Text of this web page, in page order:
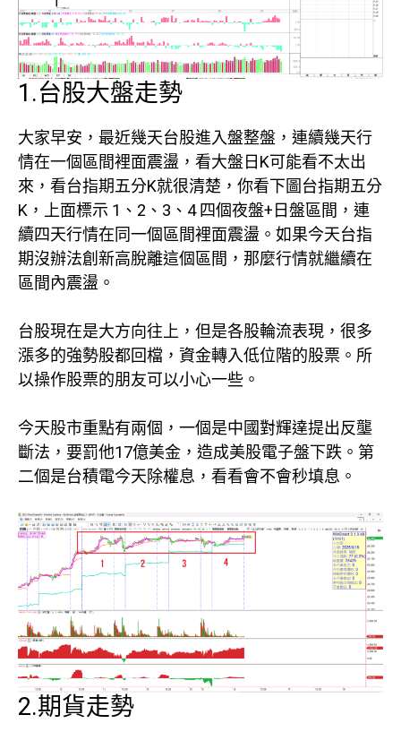
1.台股大盤走勢
大家早安，最近幾天台股進入盤整盤，連續幾天行
情在一個區間裡面震盪，看大盤日K可能看不太出
來，看台指期五分K就很清楚，你看下圖台指期五分
K，上面標示 1、2、3、4 四個夜盤+日盤區間，連
續四天行情在同一個區間裡面震盪。如果今天台指
期沒辦法創新高脫離這個區間，那麼行情就繼續在
區間內震盪。
台股現在是大方向往上，但是各股輪流表現，很多
漲多的強勢股都回檔，資金轉入低位階的股票。所
以操作股票的朋友可以小心一些。
今天股市重點有兩個，一個是中國對輝達提出反壟
斷法，要罰他17億美金，造成美股電子盤下跌。第
二個是台積電今天除權息，看看會不會秒填息。
2.期貨走勢